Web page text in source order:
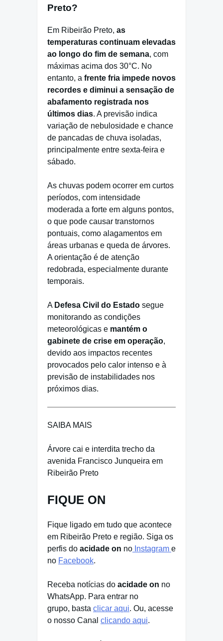
Preto?
Em Ribeirão Preto, as
temperaturas continuam elevadas
ao longo do fim de semana, com
máximas acima dos 30°C. No
entanto, a frente fria impede novos
recordes e diminui a sensação de
abafamento registrada nos
últimos dias. A previsão indica
variação de nebulosidade e chance
de pancadas de chuva isoladas,
principalmente entre sexta-feira e
sábado.
As chuvas podem ocorrer em curtos
períodos, com intensidade
moderada a forte em alguns pontos,
o que pode causar transtornos
pontuais, como alagamentos em
áreas urbanas e queda de árvores.
A orientação é de atenção
redobrada, especialmente durante
temporais.
A Defesa Civil do Estado segue
monitorando as condições
meteorológicas e mantém o
gabinete de crise em operação,
devido aos impactos recentes
provocados pelo calor intenso e à
previsão de instabilidades nos
próximos dias.
SAIBA MAIS
Árvore cai e interdita trecho da
avenida Francisco Junqueira em
Ribeirão Preto
FIQUE ON
Fique ligado em tudo que acontece
em Ribeirão Preto e região. Siga os
perfis do acidade on no Instagram e
no Facebook.
Receba notícias do acidade on no
WhatsApp. Para entrar no
grupo, basta clicar aqui. Ou, acesse
o nosso Canal clicando aqui.